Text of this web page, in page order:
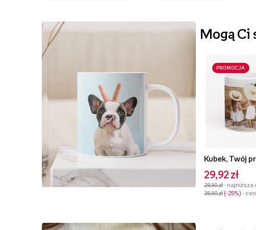
Mogą Ci
PROMOCJA
Kubek, Twój
29,92 zł
29,90 zł- najniższa
39,90 zł -25% -